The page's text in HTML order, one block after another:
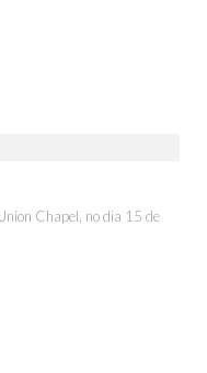
Chapel, no dia 15 de